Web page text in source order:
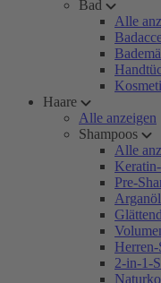
Bad
Alle
Haare
Alle anzeigen
Shampoos
Alle
Pre-
2-in-1-